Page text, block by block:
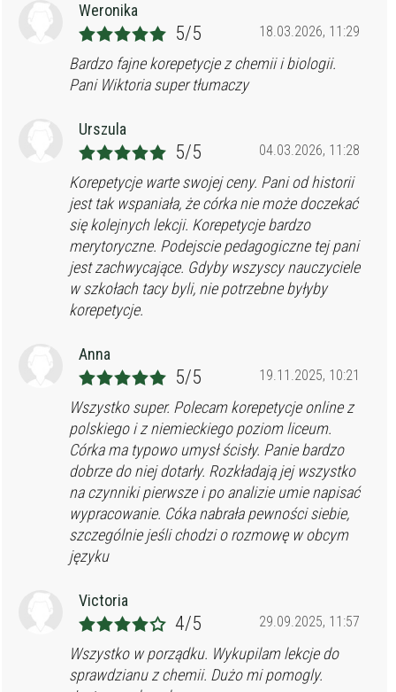
Weronika
18.03.2026, 11:29
5/5
Bardzo fajne korepetycje z chemii i biologii.
Pani Wiktoria super tłumaczy
Urszula
04.03.2026, 11:28
5/5
Korepetycje warte swojej ceny. Pani od historii
jest tak wspaniała, że córka nie może doczekać
się kolejnych lekcji. Korepetycje bardzo
merytoryczne. Podejscie pedagogiczne tej pani
jest zachwycające. Gdyby wszyscy nauczyciele
w szkołach tacy byli, nie potrzebne byłyby
korepetycje.
Anna
19.11.2025, 10:21
5/5
Wszystko super. Polecam korepetycje online z
polskiego i z niemieckiego poziom liceum.
Córka ma typowo umysł ścisły. Panie bardzo
dobrze do niej dotarły. Rozkładają jej wszystko
na czynniki pierwsze i po analizie umie napisać
wypracowanie. Cóka nabrała pewności siebie,
szczególnie jeśli chodzi o rozmowę w obcym
języku
Victoria
29.09.2025, 11:57
4/5
Wszystko w porządku. Wykupilam lekcje do
sprawdzianu z chemii. Dużo mi pomogly.